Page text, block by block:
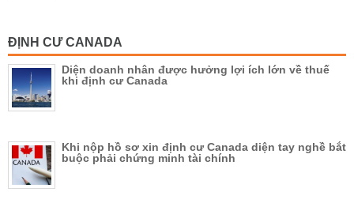
ĐỊNH CƯ CANADA
Diện doanh nhân được hưởng lợi ích lớn về thuế
khi định cư Canada
Khi nộp hồ sơ xin định cư Canada diện tay nghề bắt
buộc phải chứng minh tài chính